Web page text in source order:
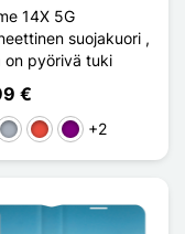
14X 5G
suojakuori ,
on pyörivä tuki
€
HarmaaPunainen
Violet+2